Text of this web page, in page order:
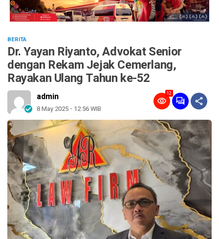
BERITA
Dr. Yayan Riyanto, Advokat Senior
dengan Rekam Jejak Cemerlang,
Rayakan Ulang Tahun ke-52
admin
8 May 2025 - 12:56 WIB
12